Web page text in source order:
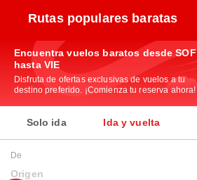
Rutas populares baratas
Encuentra vuelos baratos desde SOF
hasta VIE
Disfruta de ofertas exclusivas de vuelos a tu
destino preferido. ¡Comienza tu reserva ahora!
Solo ida Ida y vuelta
De
Origen